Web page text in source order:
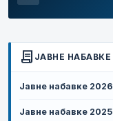
contract ЈАВНЕ НАБАВКЕ
Јавне набавке 2026
Јавне набавке 2025